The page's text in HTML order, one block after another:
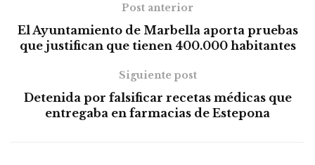
Post anterior
El Ayuntamiento de Marbella aporta pruebas
que justifican que tienen 400.000 habitantes
Siguiente post
Detenida por falsificar recetas médicas que
entregaba en farmacias de Estepona